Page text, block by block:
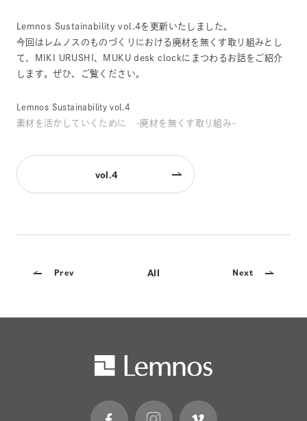
Lemnos Sustainability vol.4を更新いたしました。
今回はレムノスのものづくりにおける廃材を無くす取り組みとし
て、MIKI URUSHI、MUKU desk clockにまつわるお話をご紹介
します。ぜひ、ご覧ください。
Lemnos Sustainability vol.4
素材を活かしていくために -廃材を無くす取り組み-
vol.4
Prev All Next